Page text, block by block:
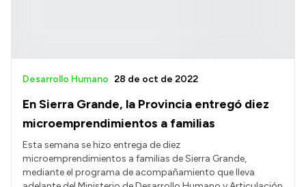
En Sierra Grande, la Provincia entregó diez
microemprendimientos a familias
Desarrollo Humano 28 de oct de 2022
Esta semana se hizo entrega de diez
microemprendimientos a familias de Sierra Grande,
mediante el programa de acompañamiento que lleva